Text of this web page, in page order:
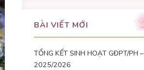
BÀI VIẾT MỚI
TỔNG KẾT SINH HOẠT GĐPT/PH –
2025/2026